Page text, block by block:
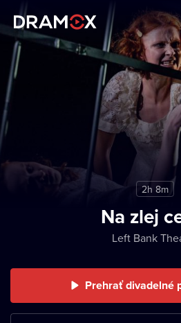
Darčekové poukazy
Zaregistrujte sa
2h 8m
Na zlej
Left Bank
Prehrať divadelné